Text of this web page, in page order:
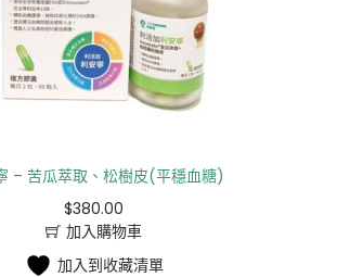
– 苦瓜萃取、松樹皮(平穩血糖)
$380.00
加入購物車
加入到收藏清單